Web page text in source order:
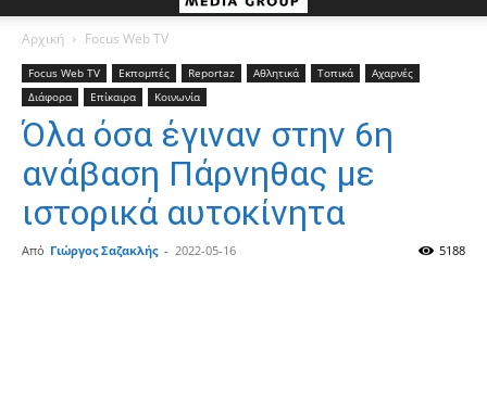
Αρχική Focus Web TV
Focus Web TV Εκπομπές Reportaz Αθλητικά Τοπικά
Αχαρνές
Διάφορα
Επίκαιρα Κοινωνία
Όλα όσα έγιναν στην 6η
ανάβαση Πάρνηθας με
ιστορικά αυτοκίνητα
Από Γιώργος Σαζακλής - 2022-05-16 5188